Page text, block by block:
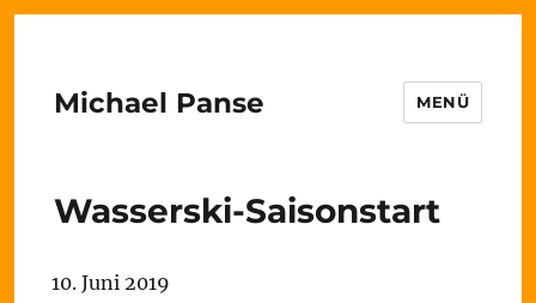
Michael Panse MENÜ
Wasserski-Saisonstart
10. Juni 2019